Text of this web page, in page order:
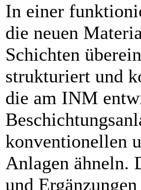
In einer
die neuen
Schichten
strukturiert und
die am INM
konventionellen
Anlagen ähneln.
und